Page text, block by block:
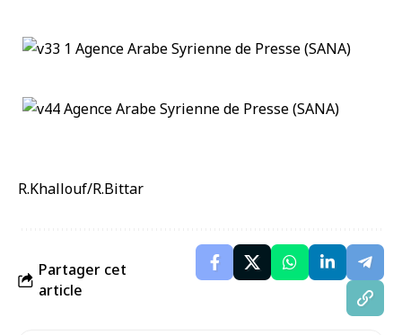
R.Khallouf/R.Bittar
Partager cet
article